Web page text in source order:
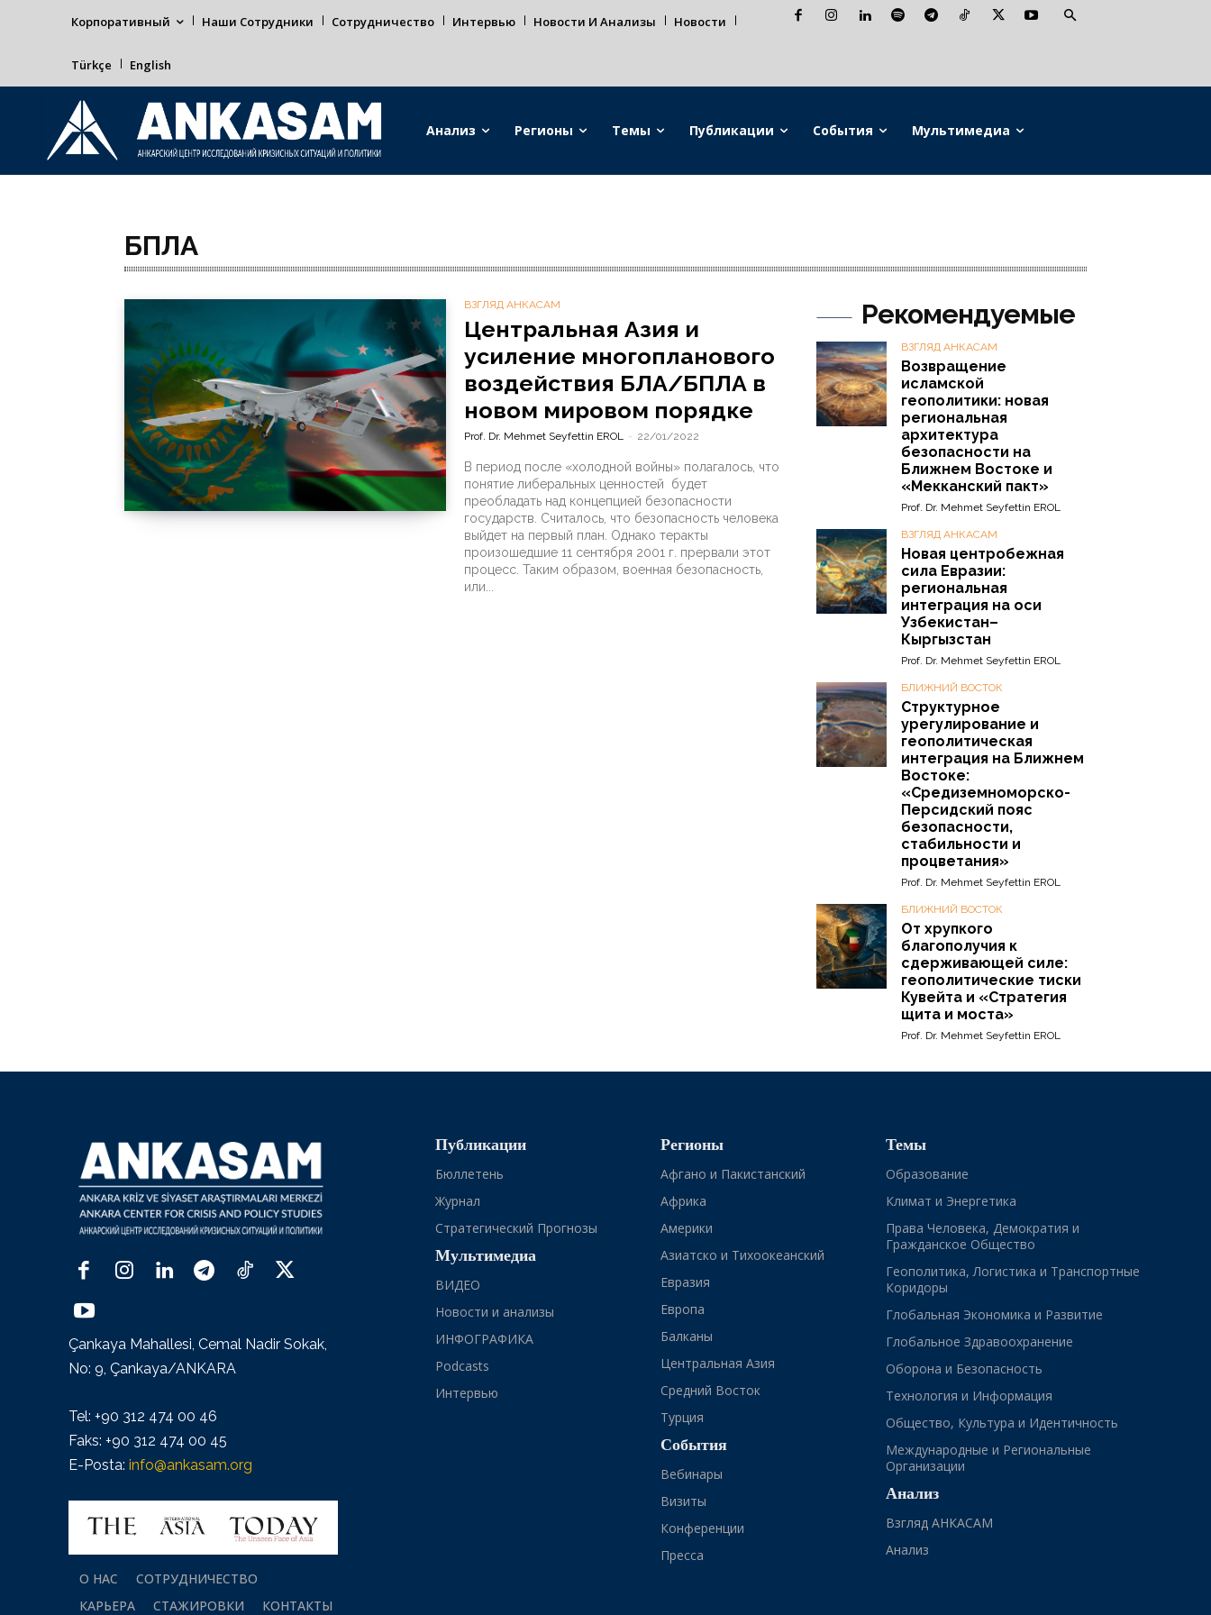
Корпоративный Наши Сотрудники Сотрудничество Интервью Новости И Анализы Новости
Türkçe English
Анализ Регионы Темы Публикации События Мультимедиа
БПЛА
ВЗГЛЯД АНКАСАМ
Центральная Азия и
усиление многопланового
воздействия БЛА/БПЛА в
новом мировом порядке
Prof. Dr. Mehmet Seyfettin EROL - 22/01/2022
В период после «холодной войны» полагалось, что
понятие либеральных ценностей будет
преобладать над концепцией безопасности
государств. Считалось, что безопасность человека
выйдет на первый план. Однако теракты
произошедшие 11 сентября 2001 г. прервали этот
процесс. Таким образом, военная безопасность,
или...
Рекомендуемые
ВЗГЛЯД АНКАСАМ
Возвращение
исламской
геополитики: новая
региональная
архитектура
безопасности на
Ближнем Востоке и
«Мекканский пакт»
Prof. Dr. Mehmet Seyfettin EROL
ВЗГЛЯД АНКАСАМ
Новая центробежная
сила Евразии:
региональная
интеграция на оси
Узбекистан–
Кыргызстан
Prof. Dr. Mehmet Seyfettin EROL
БЛИЖНИЙ ВОСТОК
Структурное
урегулирование и
геополитическая
интеграция на Ближнем
Востоке:
«Средиземноморско-
Персидский пояс
безопасности,
стабильности и
процветания»
Prof. Dr. Mehmet Seyfettin EROL
БЛИЖНИЙ ВОСТОК
От хрупкого
благополучия к
сдерживающей силе:
геополитические тиски
Кувейта и «Стратегия
щита и моста»
Prof. Dr. Mehmet Seyfettin EROL
Çankaya Mahallesi, Cemal Nadir Sokak,
No: 9, Çankaya/ANKARA
Tel: +90 312 474 00 46
Faks: +90 312 474 00 45
E-Posta: info@ankasam.org
О НАС
СОТРУДНИЧЕСТВО
КАРЬЕРА
СТАЖИРОВКИ КОНТАКТЫ
Публикации
Бюллетень
Журнал
Стратегический Прогнозы
Мультимедиа
ВИДЕО
Новости и анализы
ИНФОГРАФИКА
Podcasts
Интервью
Регионы
Афгано и Пакистанский
Африка
Америки
Азиатско и Тихоокеанский
Евразия
Европа
Балканы
Центральная Азия
Средний Восток
Турция
События
Вебинары
Визиты
Конференции
Пресса
Темы
Образование
Климат и Энергетика
Права Человека, Демократия и
Гражданское Общество
Геополитика, Логистика и Транспортные
Коридоры
Глобальная Экономика и Развитие
Глобальное Здравоохранение
Оборона и Безопасность
Технология и Информация
Общество, Культура и Идентичность
Международные и Региональные
Организации
Анализ
Взгляд АНКАСАМ
Анализ